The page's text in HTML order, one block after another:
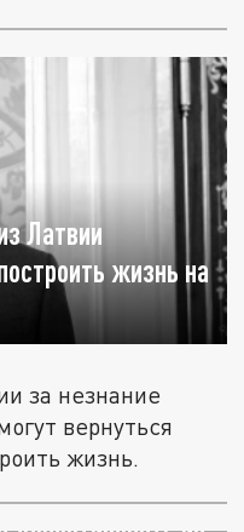
Латвии
жизнь на
за незнание
вернуться
жизнь.